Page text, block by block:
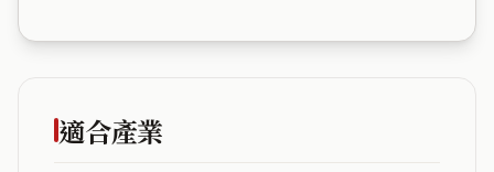
適合產業